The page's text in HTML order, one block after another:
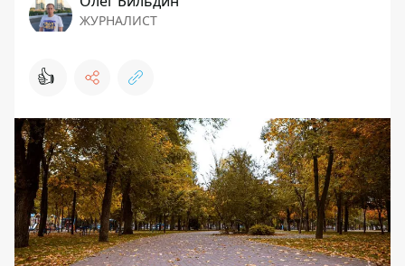
ЖУРНАЛИСТ
👍